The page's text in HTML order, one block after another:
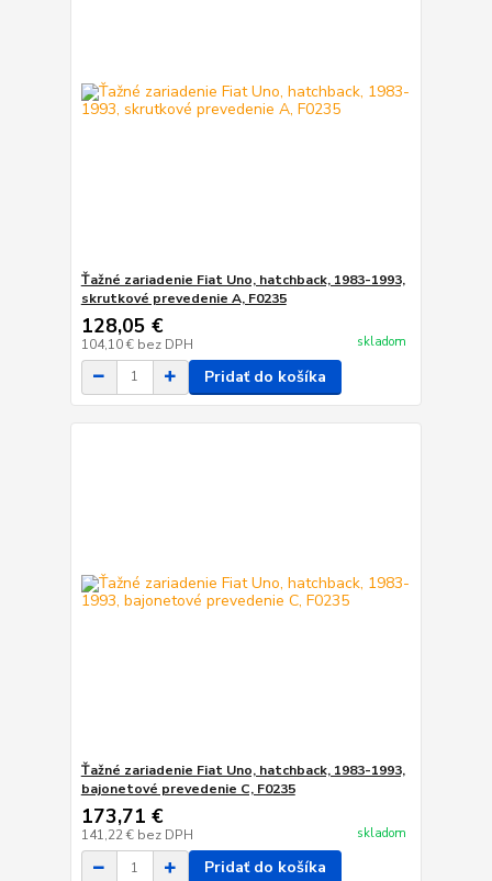
Ťažné zariadenie Fiat Uno, hatchback, 1983-1993,
skrutkové prevedenie A, F0235
128,05 €
104,10 € bez DPH skladom
Pridať do košíka
Ťažné zariadenie Fiat Uno, hatchback, 1983-1993,
bajonetové prevedenie C, F0235
173,71 €
141,22 € bez DPH skladom
Pridať do košíka